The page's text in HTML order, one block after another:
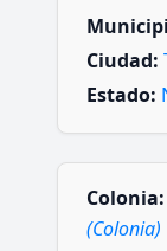
Ciudad:
Estado:
Colonia:
(Colonia)